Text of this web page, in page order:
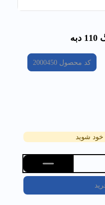
کد محصول 2000450
خود شوید